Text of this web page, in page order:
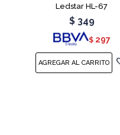
Ledstar HL-67
$ 349
$ 297